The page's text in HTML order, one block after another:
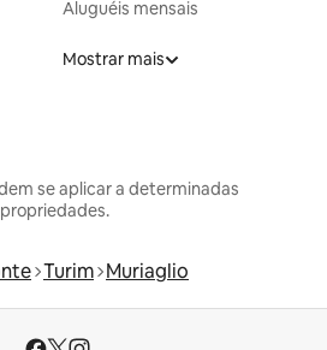
Aluguéis mensais
Mostrar mais
se aplicar a determinadas
Turim Muriaglio